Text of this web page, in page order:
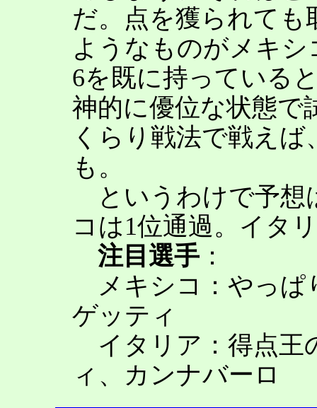
だ。点を獲られても
ようなものがメキ
6を既に持っている
神的に優位な状態で
くらり戦法で戦え
も。
というわけで予想
コは1位通過。イタ
注目選手：
メキシコ：やっぱ
ゲッティ
イタリア：得点王
ィ、カンナバーロ